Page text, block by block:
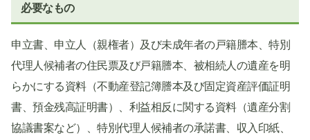
必要なもの
申立書、申立人（親権者）及び未成年者の戸籍謄本、特別
代理人候補者の住民票及び戸籍謄本、被相続人の遺産を明
らかにする資料（不動産登記簿謄本及び固定資産評価証明
書、預金残高証明書）、利益相反に関する資料（遺産分割
協議書案など）、特別代理人候補者の承諾書、収入印紙、